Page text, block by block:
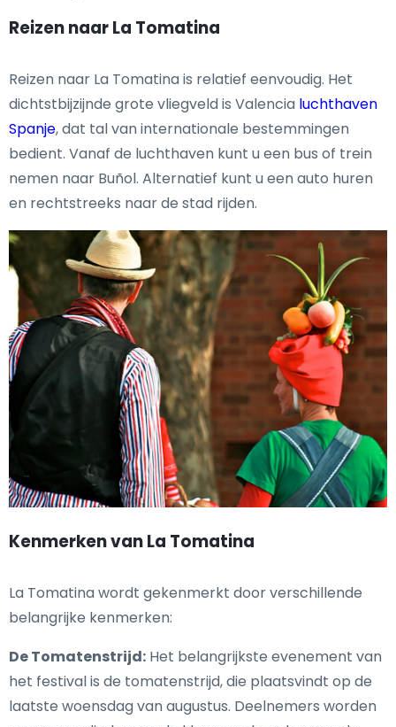
Reizen naar La Tomatina
Reizen naar La Tomatina is relatief eenvoudig. Het
dichtstbijzijnde grote vliegveld is Valencia luchthaven
Spanje, dat tal van internationale bestemmingen
bedient. Vanaf de luchthaven kunt u een bus of trein
nemen naar Buñol. Alternatief kunt u een auto huren
en rechtstreeks naar de stad rijden.
Kenmerken van La Tomatina
La Tomatina wordt gekenmerkt door verschillende
belangrijke kenmerken:
De Tomatenstrijd: Het belangrijkste evenement van
het festival is de tomatenstrijd, die plaatsvindt op de
laatste woensdag van augustus. Deelnemers worden